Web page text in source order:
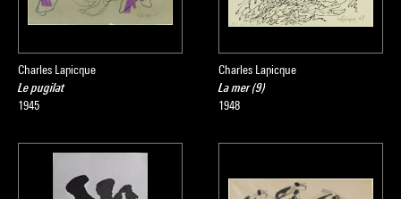
Charles Lapicque
Le pugilat
1945
Charles Lapicque
La mer (9)
1948